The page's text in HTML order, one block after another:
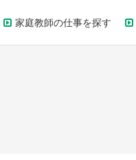
家庭教師の仕事を探す